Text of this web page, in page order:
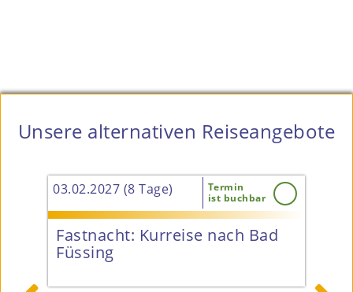
Unsere alternativen Reiseangebote
03.02.2027 (8 Tage)
Termin
ist buchbar
Fastnacht: Kurreise nach Bad
Füssing